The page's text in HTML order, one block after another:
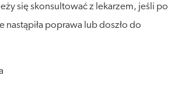
się skonsultować z lekarzem, jeśli po
nastąpiła poprawa lub doszło do